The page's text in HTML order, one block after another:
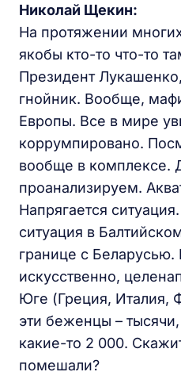
Николай Щекин:
На протяжении
якобы кто-то что-то
Президент
гнойник. Вообще,
Европы. Все в мире
коррумпировано.
вообще в комплексе.
проанализируем.
Напрягается
ситуация в
границе с
искусственно,
Юге (Греция, Италия,
эти беженцы –
какие-то 2 000.
помешали?